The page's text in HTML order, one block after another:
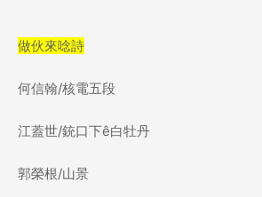
做伙來唸詩
何信翰/核電五段
江蓋世/銃口下ê白牡丹
郭榮根/山景